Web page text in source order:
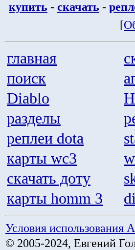
купить - скачать -
[
главная
поиск
Diablo
разделы
реплеи dota
карты wc3
скачать доту
карты homm 3
Условия использования
© 2005-2024, Евгений